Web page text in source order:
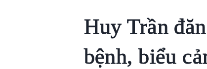
Huy Trần
bệnh, biểu